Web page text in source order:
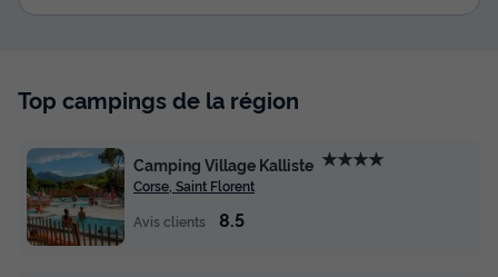
Top campings de la région
Camping Village Kalliste ★★★★
Corse, Saint Florent
Avis clients
8.5